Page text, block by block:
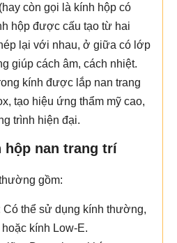
còn gọi là kính hộp có
hộp được cấu tạo từ hai
lại với nhau, ở giữa có lớp
giúp cách âm, cách nhiệt.
kính được lắp nan trang
tạo hiệu ứng thẩm mỹ cao,
trình hiện đại.
hộp nan trang trí
gồm:
Có thể sử dụng kính thường,
kính Low-E.